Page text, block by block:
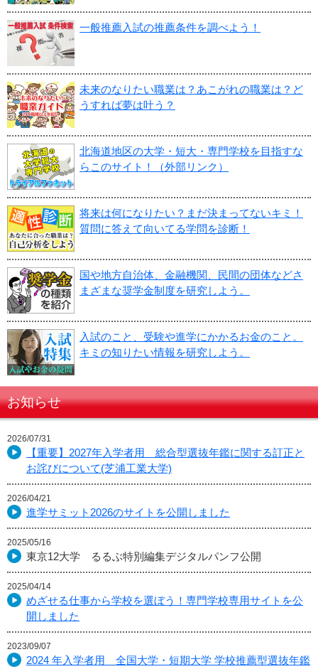
一般推薦入試の推薦条件を調べよう！
未来のなりたい職業は？あこがれの職業は？ど
うすれば夢は叶う？
北海道地区の大学・短大・専門学校を目指すな
らこのサイト！（外部リンク）
将来は何になりたい？まだ決まってないキミ！
質問に答えて向いてる学問を診断！
国や地方自治体、金融機関、民間の団体などさ
まざまな奨学金制度を研究しよう。
入試のこと、受験や進学にかかるお金のこと。
キミの知りたい情報を研究しよう。
お知らせ
2026/07/31
【重要】2027年入学者用 総合型選抜年鑑に関する訂正と
お詫びについて(芝浦工業大学)
2026/04/21
進学サミット2026のサイトを公開しました
2025/05/16
東京12大学 るるぶ特別編集デジタルパンフ公開
2025/04/14
めざせる仕事から学校を選ぼう！専門学校専用サイトを公
開しました
2023/09/07
2024 年入学者用 全国大学・短期大学 学校推薦型選抜年鑑